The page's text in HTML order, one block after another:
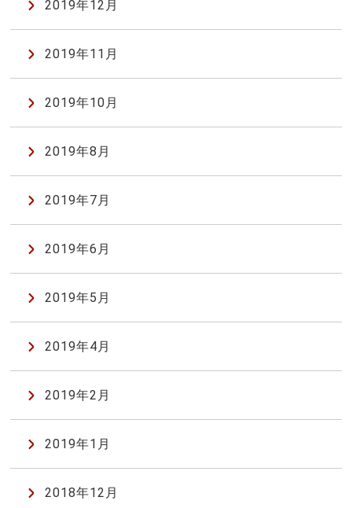
2019年12月
2019年11月
2019年10月
2019年8月
2019年7月
2019年6月
2019年5月
2019年4月
2019年2月
2019年1月
2018年12月